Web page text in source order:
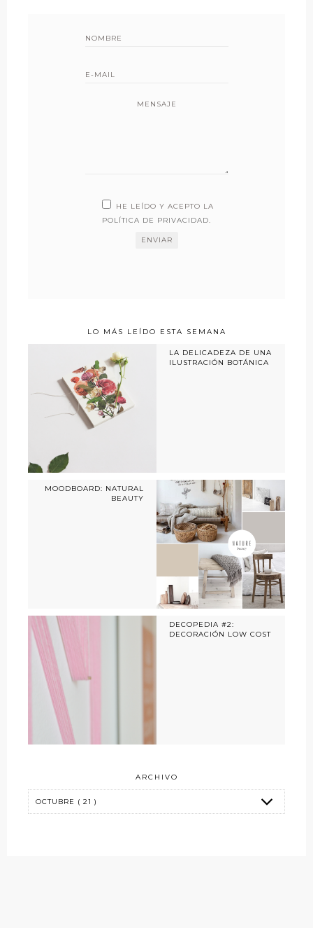
MENSAJE
HE LEÍDO Y ACEPTO LA
POLÍTICA DE PRIVACIDAD.
LO MÁS LEÍDO ESTA SEMANA
LA DELICADEZA DE UNA
ILUSTRACIÓN BOTÁNICA
MOODBOARD: NATURAL
BEAUTY
DECOPEDIA #2:
DECORACIÓN LOW COST
ARCHIVO